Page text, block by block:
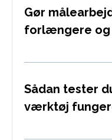
Gør
forlængere og
Sådan tester
værktøj